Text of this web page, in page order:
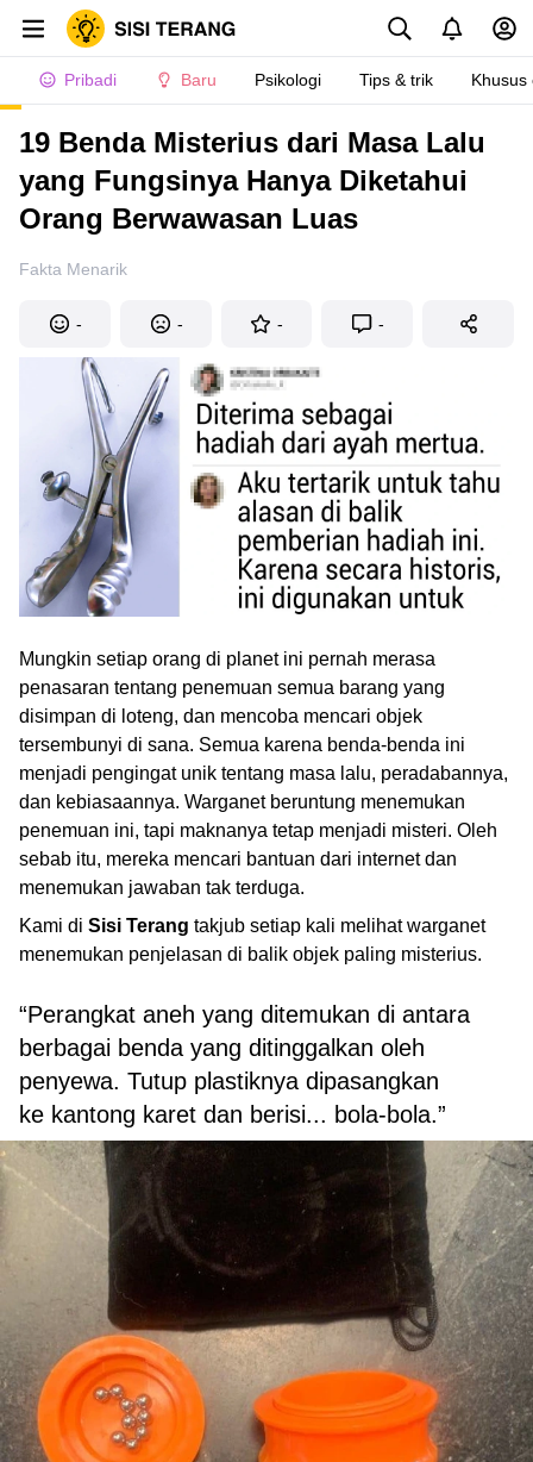
Pribadi Baru Psikologi Tips & trik Khusus
19 Benda Misterius dari Masa Lalu
yang Fungsinya Hanya Diketahui
Orang Berwawasan Luas
Fakta Menarik
- - - -
Mungkin setiap orang di planet ini pernah merasa
penasaran tentang penemuan semua barang yang
disimpan di loteng, dan mencoba mencari objek
tersembunyi di sana. Semua karena benda-benda ini
menjadi pengingat unik tentang masa lalu, peradabannya,
dan kebiasaannya. Warganet beruntung menemukan
penemuan ini, tapi maknanya tetap menjadi misteri. Oleh
sebab itu, mereka mencari bantuan dari internet dan
menemukan jawaban tak terduga.
Kami di Sisi Terang takjub setiap kali melihat warganet
menemukan penjelasan di balik objek paling misterius.
“Perangkat aneh yang ditemukan di antara
berbagai benda yang ditinggalkan oleh
penyewa. Tutup plastiknya dipasangkan
ke kantong karet dan berisi... bola-bola.”